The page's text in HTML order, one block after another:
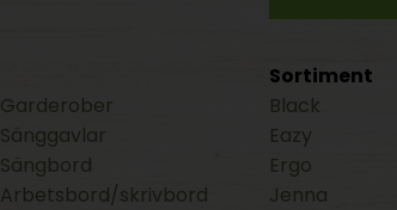
Garderober
Sänggavlar
Sängbord
Arbetsbord/skrivbord
Sortiment
Black
Eazy
Ergo
Jenna